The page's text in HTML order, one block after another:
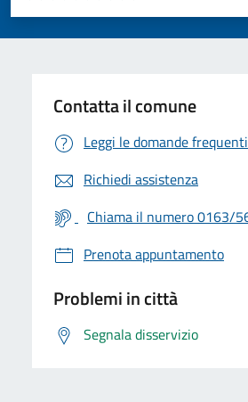
Valuta 5 stelle su 5
Valuta 4 stelle su 5
Valuta 3 stelle su 5
Valuta 2 stelle su 5
Valuta 1 stelle su 5
Contatta il comune
Leggi le domande frequenti
Richiedi assistenza
Chiama il numero 0163/
Prenota appuntamento
Problemi in città
Segnala disservizio